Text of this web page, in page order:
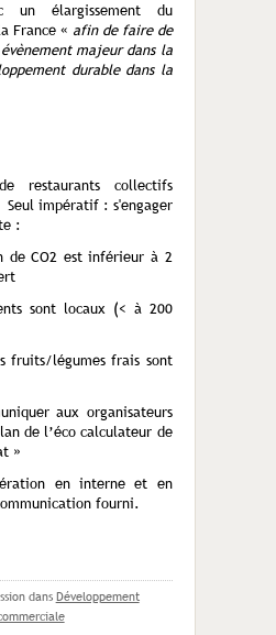
un élargissement du
France « afin de faire de
majeur dans la
durable dans la
restaurants collectifs
impératif : s'engager
:
de CO2 est inférieur à 2
sont locaux (< à 200
fruits/légumes frais sont
aux organisateurs
de l’éco calculateur de
»
en interne et en
fourni.
dans Développement